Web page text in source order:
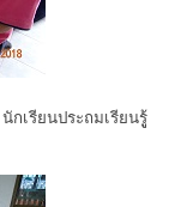
กเรียนประถมเรียนรูู้